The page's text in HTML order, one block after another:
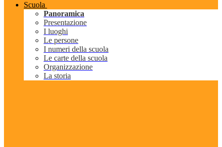
Scuola
Panoramica
Presentazione
I luoghi
Le persone
I numeri della scuola
Le carte della scuola
Organizzazione
La storia